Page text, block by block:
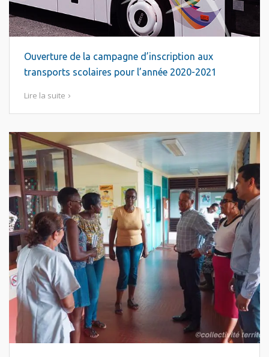
Ouverture de la campagne d’inscription aux
transports scolaires pour l’année 2020-2021
Lire la suite